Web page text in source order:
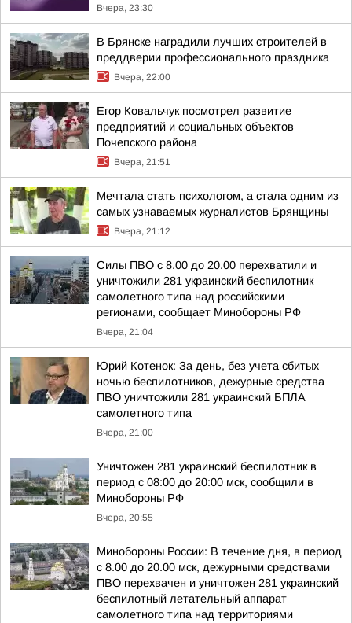
Вчера, 23:30
В Брянске наградили лучших строителей в
преддверии профессионального праздника
Вчера, 22:00
Егор Ковальчук посмотрел развитие
предприятий и социальных объектов
Почепского района
Вчера, 21:51
Мечтала стать психологом, а стала одним из
самых узнаваемых журналистов Брянщины
Вчера, 21:12
Силы ПВО с 8.00 до 20.00 перехватили и
уничтожили 281 украинский беспилотник
самолетного типа над российскими
регионами, сообщает Минобороны РФ
Вчера, 21:04
Юрий Котенок: За день, без учета сбитых
ночью беспилотников, дежурные средства
ПВО уничтожили 281 украинский БПЛА
самолетного типа
Вчера, 21:00
Уничтожен 281 украинский беспилотник в
период с 08:00 до 20:00 мск, сообщили в
Минобороны РФ
Вчера, 20:55
Минобороны России: В течение дня, в период
с 8.00 до 20.00 мск, дежурными средствами
ПВО перехвачен и уничтожен 281 украинский
беспилотный летательный аппарат
самолетного типа над территориями